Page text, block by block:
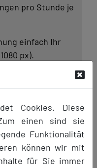
pro Stunde je
einfach Ihr
px).
€
anzeigen
Cookies. Diese
einen sind sie
Funktionalität
können wir mit
für Sie immer